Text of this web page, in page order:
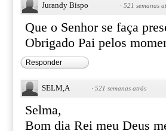
Jurandy Bispo · 521 semanas
Que o Senhor se faça
Obrigado Pai pelos
Responder
SELM,A · 521 semanas atrás
Selma,
Bom dia Rei meu Deus